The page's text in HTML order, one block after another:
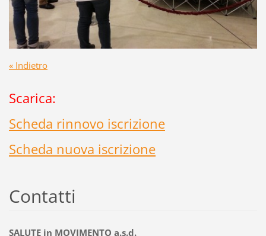
« Indietro
Scarica:
Scheda rinnovo iscrizione
Scheda nuova iscrizione
Contatti
SALUTE in MOVIMENTO a.s.d.